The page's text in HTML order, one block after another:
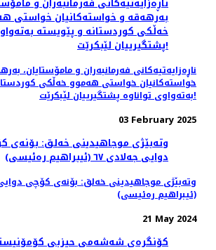
ناڕەزایەتیەکانی فەرمانبەران و مامۆستایان،
خواستەکانیان خواستی هەموو خەڵکی
بەتەواوی تواناوە پشتگیرییان لێبکرێت!
03 February 2025
(ئیبراهیم رەئیسی)
21 May 2024